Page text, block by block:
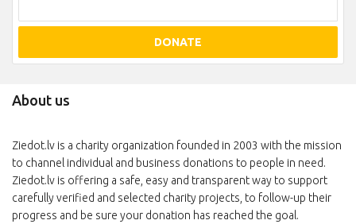
DONATE
About us
Ziedot.lv is a charity organization founded in 2003 with the mission
to channel individual and business donations to people in need.
Ziedot.lv is offering a safe, easy and transparent way to support
carefully verified and selected charity projects, to follow-up their
progress and be sure your donation has reached the goal.